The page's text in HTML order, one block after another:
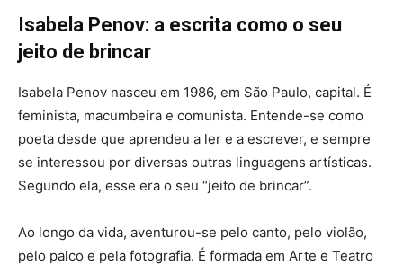
Isabela Penov: a escrita como o seu
jeito de brincar
Isabela Penov nasceu em 1986, em São Paulo, capital. É
feminista, macumbeira e comunista. Entende-se como
poeta desde que aprendeu a ler e a escrever, e sempre
se interessou por diversas outras linguagens artísticas.
Segundo ela, esse era o seu “jeito de brincar”.
Ao longo da vida, aventurou-se pelo canto, pelo violão,
pelo palco e pela fotografia. É formada em Arte e Teatro